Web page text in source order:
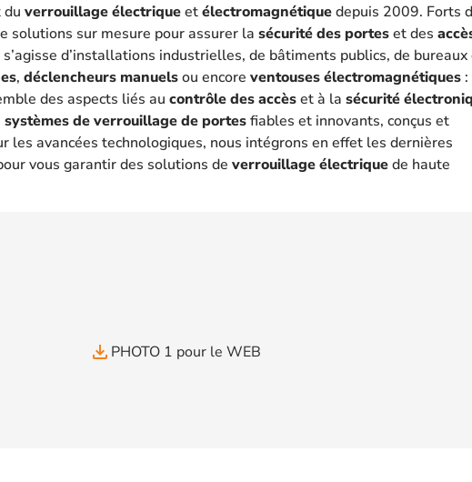
du verrouillage électriqueetélectromagnétiquedepuis 2009. Forts
solutions sur mesure pour assurer la sécurité des porteset des
d’installations industrielles, de bâtiments publics, de bureaux
, déclencheurs manuelsou encore ventouses électromagnétiques :
des aspects liés au contrôle des accèset à la sécurité
systèmes de verrouillage de portesfiables et innovants, conçus et
les avancées technologiques, nous intégrons en effet les dernières
vous garantir des solutions de verrouillage électriquede haute
file_download PHOTO 1 pour le WEB